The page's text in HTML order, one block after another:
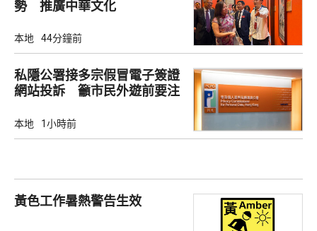
勢 推廣中華文化
本地 44分鐘前
私隱公署接多宗假冒電子簽證
網站投訴 籲市民外遊前要注
本地 1小時前
黃色工作暑熱警告生效